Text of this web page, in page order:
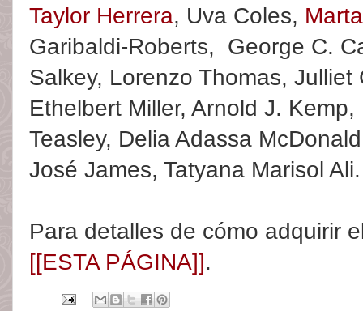
Taylor Herrera, Uva Coles,
Garibaldi-Roberts, George C.
Salkey, Lorenzo Thomas, Julliet
Ethelbert Miller, Arnold J.
Teasley, Delia Adassa
José James, Tatyana Marisol Ali.
Para detalles de cómo adquirir
[[ESTA PÁGINA]].